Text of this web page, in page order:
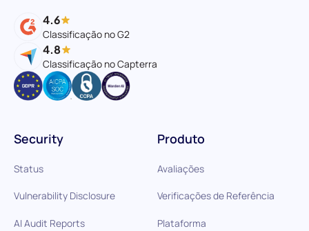
4.6
Classificação no G2
4.8
Classificação no Capterra
Produto
Avaliações
Verificações de Referência
Plataforma
Security
Status
Vulnerability Disclosure
AI Audit Reports